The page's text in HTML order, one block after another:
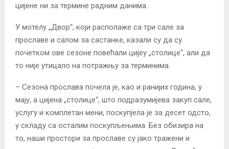
цијене ни за термине радним данима.
У мотелу „Двор“, који располаже са три сале за
прославе и салом за састанке, казали су да су
почетком ове сезоне повећали цијеу „столице“, али да
то није утицало на потражњу за терминима.
– Сезона прослава почела је, као и ранијих година, у
мају, а цијена „столице“, што подразумијева закуп сале,
услугу и комплетан мени, поскупјела је за десет одсто,
у складу са осталим поскупљењима. Без обизира на
то, наши простори за прославе су јако тражени и